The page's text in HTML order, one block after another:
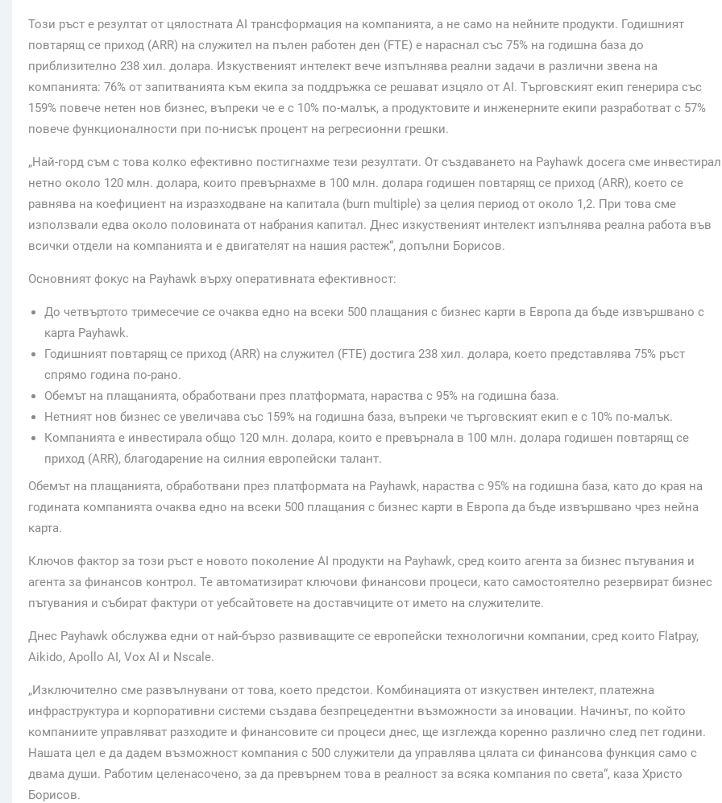
Този ръст е резултат от цялостната AI трансформация на компанията, а не само на нейните продукти. Годишният
повтарящ се приход (ARR) на служител на пълен работен ден (FTE) е нараснал със 75% на годишна база до
приблизително 238 хил. долара. Изкуственият интелект вече изпълнява реални задачи в различни звена на
компанията: 76% от запитванията към екипа за поддръжка се решават изцяло от AI. Търговският екип генерира със
159% повече нетен нов бизнес, въпреки че е с 10% по-малък, а продуктовите и инженерните екипи разработват с 57%
повече функционалности при по-нисък процент на регресионни грешки.
„Най-горд съм с това колко ефективно постигнахме тези резултати. От създаването на Payhawk досега сме
нетно около 120 млн. долара, които превърнахме в 100 млн. долара годишен повтарящ се приход (ARR), което се
равнява на коефициент на изразходване на капитала (burn multiple) за целия период от около 1,2. При това сме
използвали едва около половината от набрания капитал. Днес изкуственият интелект изпълнява реална работа във
всички отдели на компанията и е двигателят на нашия растеж“, допълни Борисов.
Основният фокус на Payhawk върху оперативната ефективност:
До четвъртото тримесечие се очаква едно на всеки 500 плащания с бизнес карти в Европа да бъде извършвано с
карта Payhawk.
Годишният повтарящ се приход (ARR) на служител (FTE) достига 238 хил. долара, което представлява 75% ръст
спрямо година по-рано.
Обемът на плащанията, обработвани през платформата, нараства с 95% на годишна база.
Нетният нов бизнес се увеличава със 159% на годишна база, въпреки че търговският екип е с 10% по-малък.
Компанията е инвестирала общо 120 млн. долара, които е превърнала в 100 млн. долара годишен повтарящ се
приход (ARR), благодарение на силния европейски талант.
Обемът на плащанията, обработвани през платформата на Payhawk, нараства с 95% на годишна база, като до края на
годината компанията очаква едно на всеки 500 плащания с бизнес карти в Европа да бъде извършвано чрез нейна
карта.
Ключов фактор за този ръст е новото поколение AI продукти на Payhawk, сред които агента за бизнес пътувания и
агента за финансов контрол. Те автоматизират ключови финансови процеси, като самостоятелно резервират бизнес
пътувания и събират фактури от уебсайтовете на доставчиците от името на служителите.
Днес Payhawk обслужва едни от най-бързо развиващите се европейски технологични компании, сред които Flatpay,
Aikido, Apollo AI, Vox AI и Nscale.
„Изключително сме развълнувани от това, което предстои. Комбинацията от изкуствен интелект, платежна
инфраструктура и корпоративни системи създава безпрецедентни възможности за иновации. Начинът, по който
компаниите управляват разходите и финансовите си процеси днес, ще изглежда коренно различно след пет години.
Нашата цел е да дадем възможност компания с 500 служители да управлява цялата си финансова функция само с
двама души. Работим целенасочено, за да превърнем това в реалност за всяка компания по света“, каза Христо
Борисов.